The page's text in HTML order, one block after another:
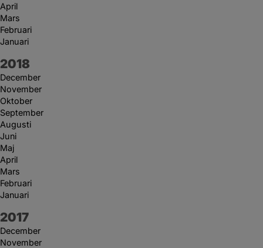
April
Mars
Februari
Januari
År:
2018
December
November
Oktober
September
Augusti
Juni
Maj
April
Mars
Februari
Januari
År:
2017
December
November